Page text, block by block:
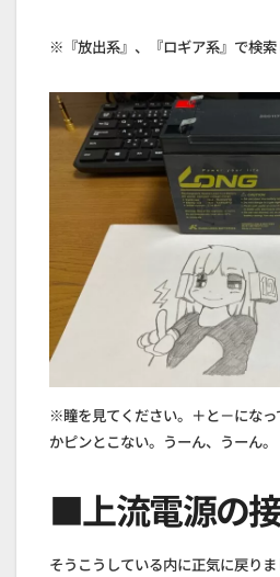
※『放出系』、『ロギア系』で検索
※瞳を見てください。＋と－にな
かピンとこない。うーん、うーん。
■上流電源の
そうこうしている内に正気に戻り